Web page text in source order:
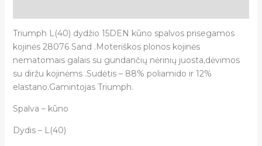
Triumph L(40) dydžio 15DEN kūno spalvos prisegamos
kojinės 28076 Sand .Moteriškos plonos kojinės
nematomais galais su gundančių nėrinių juosta,dėvimos
su diržu kojinėms .Sudėtis – 88% poliamido ir 12%
elastano.Gamintojas Triumph.
Spalva – kūno
Dydis – L(40)